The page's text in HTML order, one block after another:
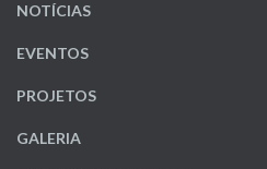
NOTÍCIAS
EVENTOS
PROJETOS
GALERIA